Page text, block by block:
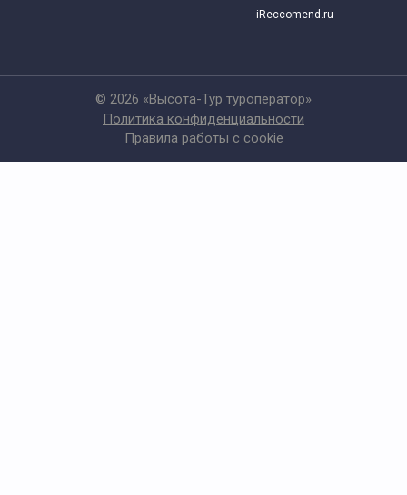
- iReccomend.ru
© 2026 «Высота-Тур туроператор»
Политика конфиденциальности
Правила работы с cookie